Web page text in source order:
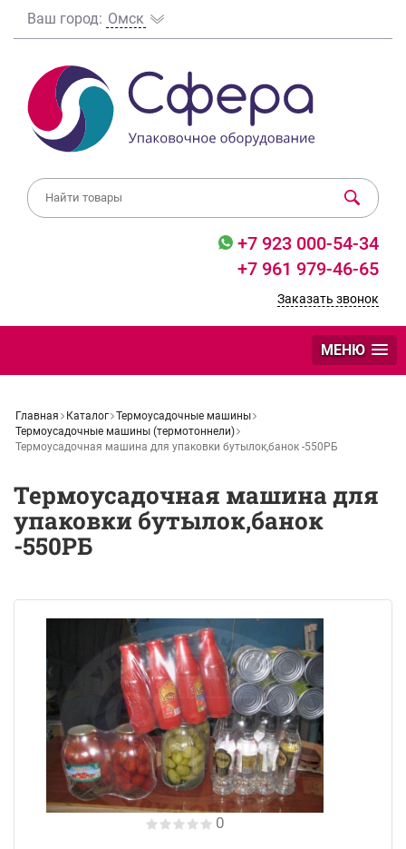
Ваш город: Омск
+7 923 000-54-34
+7 961 979-46-65
Заказать звонок
МЕНЮ
Главная Каталог Термоусадочные машины
Термоусадочные машины (термотоннели)
Термоусадочная машина для упаковки бутылок,банок -550РБ
Термоусадочная машина для
упаковки бутылок,банок
-550РБ
0